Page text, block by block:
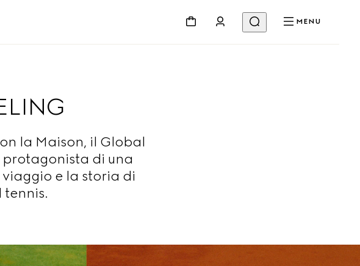
MENU
la Maison, il Global
di una
e la storia di
tennis.